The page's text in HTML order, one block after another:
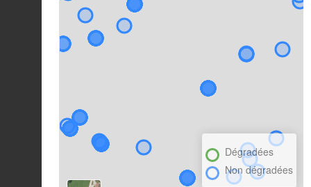
Dégradées
Non dégradées